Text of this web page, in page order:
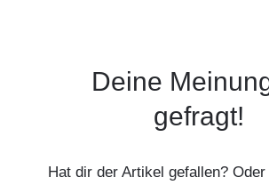
Deine
gefragt!
Hat dir der Artikel gefallen?